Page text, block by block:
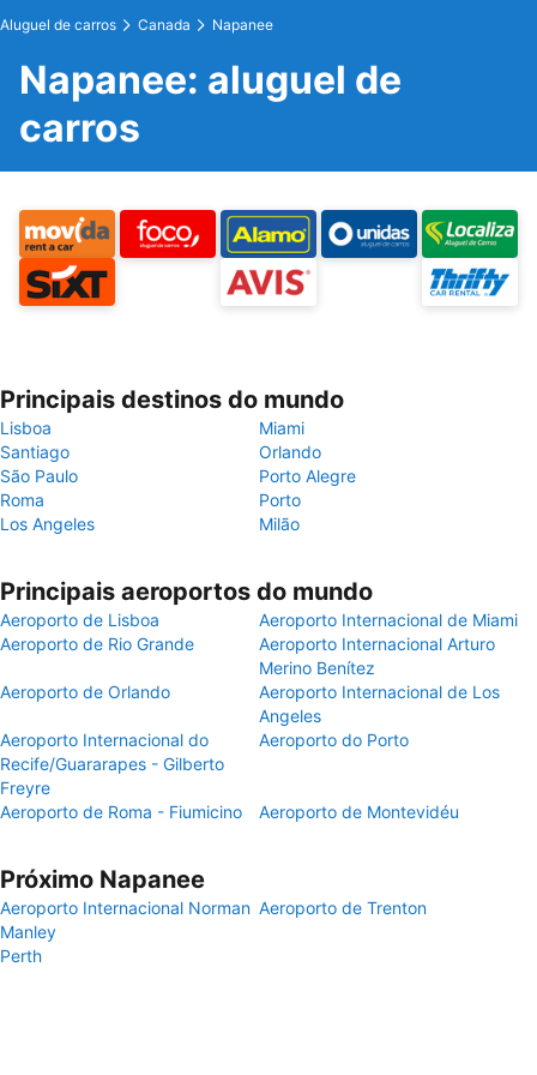
Aluguel de carros Canada Napanee
Napanee: aluguel de
carros
Principais destinos do mundo
Lisboa
Miami
Santiago
Orlando
São Paulo
Porto Alegre
Roma
Porto
Los Angeles
Milão
Principais aeroportos do mundo
Aeroporto de Lisboa
Aeroporto Internacional de Miami
Aeroporto de Rio Grande
Aeroporto Internacional Arturo
Merino Benítez
Aeroporto de Orlando
Aeroporto Internacional de Los
Angeles
Aeroporto Internacional do
Recife/Guararapes - Gilberto
Freyre
Aeroporto do Porto
Aeroporto de Roma - Fiumicino Aeroporto de Montevidéu
Próximo Napanee
Aeroporto Internacional Norman
Manley
Aeroporto de Trenton
Perth